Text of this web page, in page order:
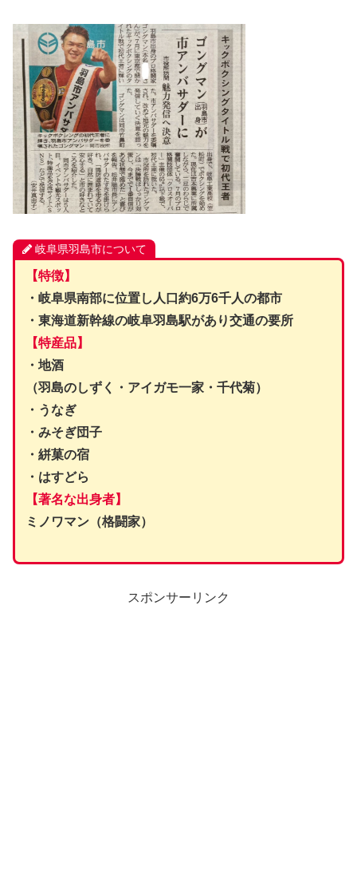
岐阜県羽島市について
【特徴】
・岐阜県南部に位置し人口約6万6千人の都市
・東海道新幹線の岐阜羽島駅があり交通の要所
【特産品】
・地酒
（羽島のしずく・アイガモ一家・千代菊）
・うなぎ
・みそぎ団子
・絣菓の宿
・はすどら
【著名な出身者】
ミノワマン（格闘家）
スポンサーリンク